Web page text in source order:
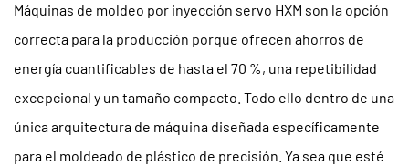
Máquinas de moldeo por inyección servo HXM son la opción
correcta para la producción porque ofrecen ahorros de
energía cuantificables de hasta el 70 %, una repetibilidad
excepcional y un tamaño compacto. Todo ello dentro de una
única arquitectura de máquina diseñada específicamente
para el moldeado de plástico de precisión. Ya sea que esté